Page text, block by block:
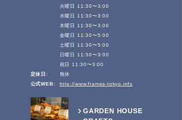
火曜日 11:30〜3:00
水曜日 11:30〜3:00
木曜日 11:30〜3:00
金曜日 11:30〜5:00
土曜日 11:30〜5:00
日曜日 11:30〜3:00
祝日 11:30〜3:00
定休日:
無休
公式WEB:
http://www.frames-tokyo.info
GARDEN HOUSE